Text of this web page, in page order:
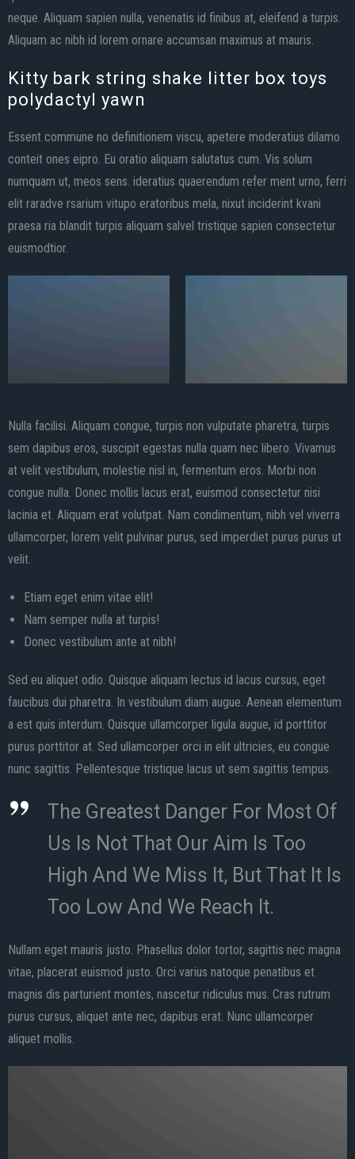
neque. Aliquam sapien nulla, venenatis id finibus at, eleifend a turpis.
Aliquam ac nibh id lorem ornare accumsan maximus at mauris.
Kitty bark string shake litter box toys
polydactyl yawn
Essent commune no definitionem viscu, apetere moderatius dilamo
conteit ones eipro. Eu oratio aliquam salutatus cum. Vis solum
numquam ut, meos sens. ideratius quaerendum refer ment urno, ferri
elit raradve rsarium vitupo eratoribus mela, nixut inciderint kvani
praesa ria blandit turpis aliquam salvel tristique sapien consectetur
euismodtior.
Nulla facilisi. Aliquam congue, turpis non vulputate pharetra, turpis
sem dapibus eros, suscipit egestas nulla quam nec libero. Vivamus
at velit vestibulum, molestie nisl in, fermentum eros. Morbi non
congue nulla. Donec mollis lacus erat, euismod consectetur nisi
lacinia et. Aliquam erat volutpat. Nam condimentum, nibh vel viverra
ullamcorper, lorem velit pulvinar purus, sed imperdiet purus purus ut
velit.
Etiam eget enim vitae elit!
Nam semper nulla at turpis!
Donec vestibulum ante at nibh!
Sed eu aliquet odio. Quisque aliquam lectus id lacus cursus, eget
faucibus dui pharetra. In vestibulum diam augue. Aenean elementum
a est quis interdum. Quisque ullamcorper ligula augue, id porttitor
purus porttitor at. Sed ullamcorper orci in elit ultricies, eu congue
nunc sagittis. Pellentesque tristique lacus ut sem sagittis tempus.
The Greatest Danger For Most Of
Us Is Not That Our Aim Is Too
High And We Miss It, But That It Is
Too Low And We Reach It.
Nullam eget mauris justo. Phasellus dolor tortor, sagittis nec magna
vitae, placerat euismod justo. Orci varius natoque penatibus et
magnis dis parturient montes, nascetur ridiculus mus. Cras rutrum
purus cursus, aliquet ante nec, dapibus erat. Nunc ullamcorper
aliquet mollis.